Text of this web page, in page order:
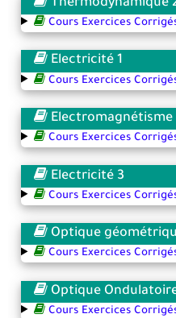
Thermodynamique
Cours Exercices
Electricité 1
Cours Exercices
Electromagnétisme
Cours Exercices
Electricité 3
Cours Exercices
Optique
Cours Exercices
Optique
Cours Exercices